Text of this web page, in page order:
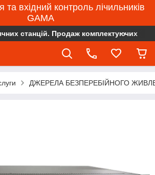
та вхідний контроль лічильників
GAMA
станцій. Продаж комплектуючих
ДЖЕРЕЛА БЕЗПЕРЕБІЙНОГО